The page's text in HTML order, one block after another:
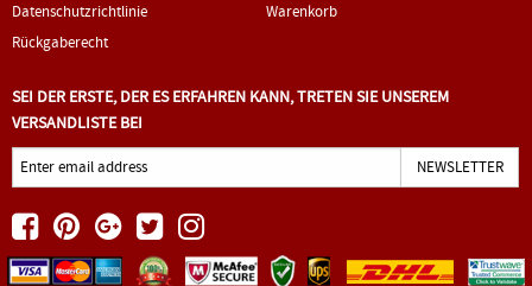
Datenschutzrichtlinie
Rückgaberecht
Warenkorb
SEI DER ERSTE, DER ES ERFAHREN KANN, TRETEN SIE UNSEREM
VERSANDLISTE BEI